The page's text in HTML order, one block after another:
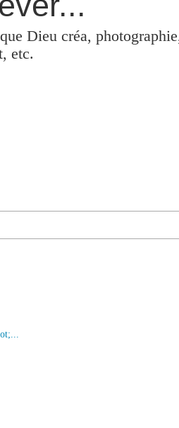
Dieu créa,
etc.